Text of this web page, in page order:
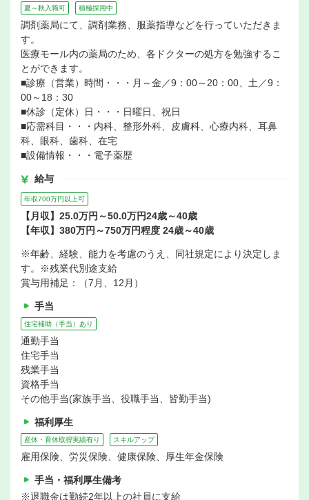
夏～秋入職可 積極採用中
調剤薬局にて、調剤業務、服薬指導などを行っていただきま
す。
医療モール内の薬局のため、各ドクターの処方を勉強するこ
とができます。
■診療（営業）時間・・・月～金／9：00～20：00、土／9：
00～18：30
■休診（定休）日・・・日曜日、祝日
■応需科目・・・内科、整形外科、皮膚科、心療内科、耳鼻
科、眼科、歯科、在宅
■設備情報・・・電子薬歴
給与
年収700万円以上可
【月収】25.0万円～50.0万円24歳～40歳
【年収】380万円～750万円程度 24歳～40歳
※年齢、経験、能力を考慮のうえ、同社規定により決定しま
す。※残業代別途支給
賞与用補足：（7月、12月）
手当
住宅補助（手当）あり
通勤手当
住宅手当
残業手当
資格手当
その他手当(家族手当、役職手当、皆勤手当)
福利厚生
産休・育休取得実績有り スキルアップ
雇用保険、労災保険、健康保険、厚生年金保険
手当・福利厚生備考
※退職金は勤続2年以上の社員に支給